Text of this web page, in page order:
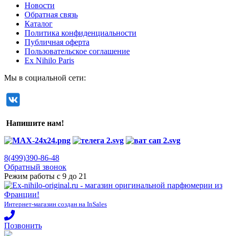
Новости
Обратная связь
Каталог
Политика конфиденциальности
Публичная оферта
Пользовательское соглашение
Ex Nihilo Paris
Мы в социальной сети:
Напишите нам!
8(499)390-86-48
Обратный звонок
Режим работы с 9 до 21
Интернет-магазин создан на InSales
Позвонить